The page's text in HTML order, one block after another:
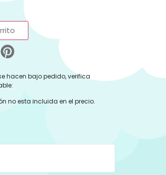
hacen bajo pedido, verifica
no esta incluida en el precio.